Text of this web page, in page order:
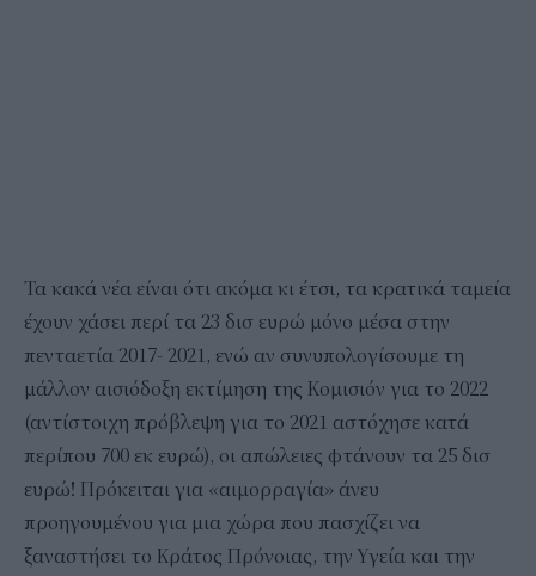
Τα κακά νέα είναι ότι ακόμα κι έτσι, τα κρατικά ταμεία
έχουν χάσει περί τα 23 δισ ευρώ μόνο μέσα στην
πενταετία 2017- 2021, ενώ αν συνυπολογίσουμε τη
μάλλον αισιόδοξη εκτίμηση της Κομισιόν για το 2022
(αντίστοιχη πρόβλεψη για το 2021 αστόχησε κατά
περίπου 700 εκ ευρώ), οι απώλειες φτάνουν τα 25 δισ
ευρώ! Πρόκειται για «αιμορραγία» άνευ
προηγουμένου για μια χώρα που πασχίζει να
ξαναστήσει το Κράτος Πρόνοιας, την Υγεία και την